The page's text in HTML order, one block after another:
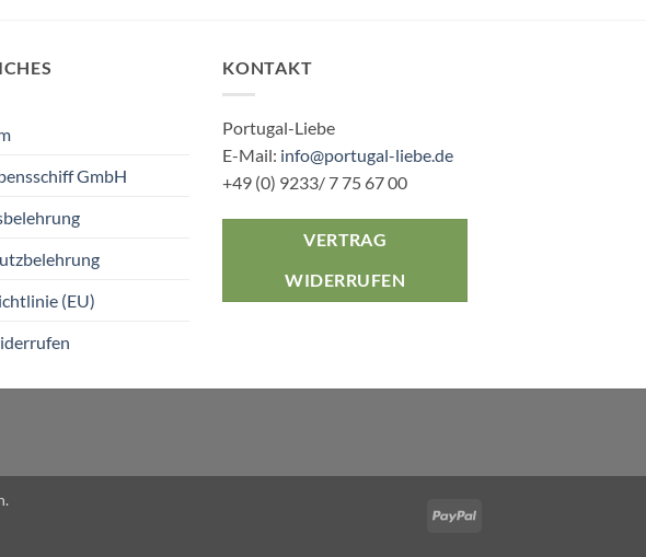
GmbH
(EU)
KONTAKT
Portugal-Liebe
E-Mail: info@portugal-liebe.de
+49 (0) 9233/ 7 75 67 00
VERTRAG
WIDERRUFEN
PayPal